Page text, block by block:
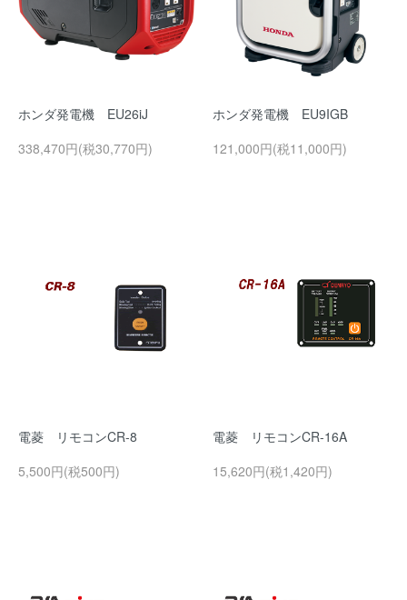
ホンダ発電機 EU26iJ
338,470円(税30,770円)
ホンダ発電機 EU9IGB
121,000円(税11,000円)
電菱 リモコンCR-8
5,500円(税500円)
電菱 リモコンCR-16A
15,620円(税1,420円)